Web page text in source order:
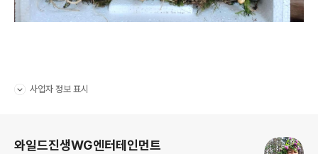
사업자 정보 표시
와일드진생WG엔터테인먼트